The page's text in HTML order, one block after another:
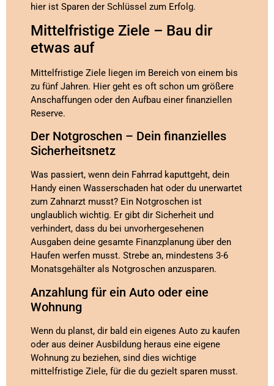
hier ist Sparen der Schlüssel zum Erfolg.
Mittelfristige Ziele – Bau dir
etwas auf
Mittelfristige Ziele liegen im Bereich von einem bis
zu fünf Jahren. Hier geht es oft schon um größere
Anschaffungen oder den Aufbau einer finanziellen
Reserve.
Der Notgroschen – Dein finanzielles
Sicherheitsnetz
Was passiert, wenn dein Fahrrad kaputtgeht, dein
Handy einen Wasserschaden hat oder du unerwartet
zum Zahnarzt musst? Ein Notgroschen ist
unglaublich wichtig. Er gibt dir Sicherheit und
verhindert, dass du bei unvorhergesehenen
Ausgaben deine gesamte Finanzplanung über den
Haufen werfen musst. Strebe an, mindestens 3-6
Monatsgehälter als Notgroschen anzusparen.
Anzahlung für ein Auto oder eine
Wohnung
Wenn du planst, dir bald ein eigenes Auto zu kaufen
oder aus deiner Ausbildung heraus eine eigene
Wohnung zu beziehen, sind dies wichtige
mittelfristige Ziele, für die du gezielt sparen musst.